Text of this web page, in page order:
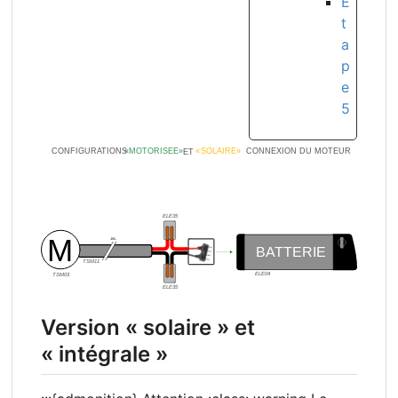
t
a
p
e
5
Version « solaire » et
« intégrale »